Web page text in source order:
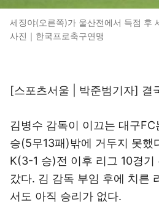
세징야(오른쪽)가 울산전에서 득점 후
사진｜한국프로축구연맹
[스포츠서울 | 박준범기자] 결
김병수 감독이 이끄는 대구
승(5무13패)밖에 거두지 못했
K(3-1 승)전 이후 리그 10경
갔다. 김 감독 부임 후에 치른
서도 아직 승리가 없다.